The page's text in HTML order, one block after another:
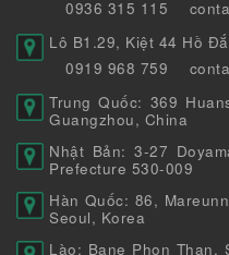
0936 315 115
Lô B1.29, Kiệt 44 Hồ
0919 968 759
Trung Quốc: 369
Guangzhou, China
Nhật Bản: 3-27
Prefecture 530-009
Hàn Quốc: 86,
Seoul, Korea
Lào: Bane Phon Than,